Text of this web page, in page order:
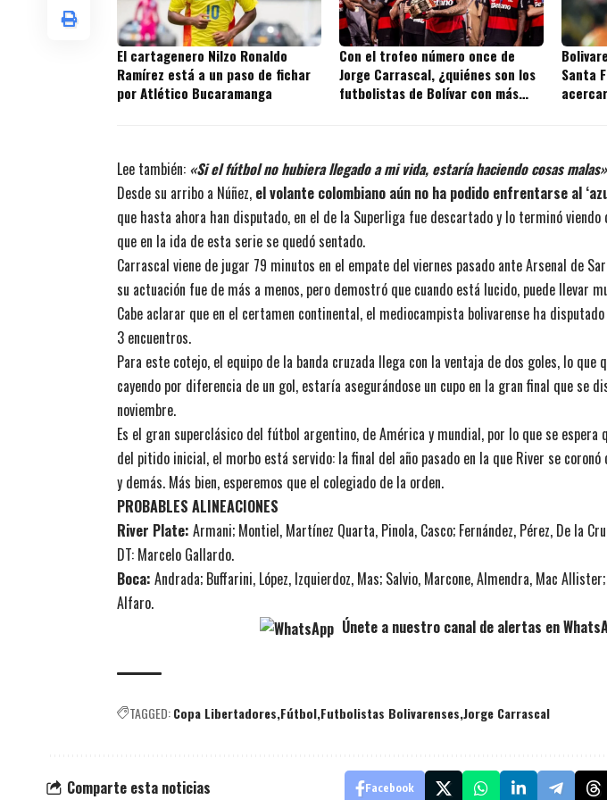
El cartagenero Nilzo Ronaldo
Ramírez está a un paso de fichar
por Atlético Bucaramanga
Con el trofeo número once de
Jorge Carrascal, ¿quiénes son los
futbolistas de Bolívar con más
Santa
Lee también: «Si el fútbol no hubiera llegado a mi vida, estaría haciendo cosas
Desde su arribo a Núñez, el volante colombiano aún no ha podido enfrentarse al
que hasta ahora han disputado, en el de la Superliga fue descartado y lo terminó
que en la ida de esta serie se quedó sentado.
Carrascal viene de jugar 79 minutos en el empate del viernes pasado ante Arsenal de
su actuación fue de más a menos, pero demostró que cuando está lucido, puede llevar
Cabe aclarar que en el certamen continental, el mediocampista bolivarense ha
3 encuentros.
Para este cotejo, el equipo de la banda cruzada llega con la ventaja de dos goles, lo que
cayendo por diferencia de un gol, estaría asegurándose un cupo en la gran final que se
noviembre.
Es el gran superclásico del fútbol argentino, de América y mundial, por lo que se espera
del pitido inicial, el morbo está servido: la final del año pasado en la que River se coronó
y demás. Más bien, esperemos que el colegiado de la orden.
PROBABLES ALINEACIONES
River Plate: Armani; Montiel, Martínez Quarta, Pinola, Casco; Fernández, Pérez, De la
DT: Marcelo Gallardo.
Boca: Andrada; Buffarini, López, Izquierdoz, Mas; Salvio, Marcone, Almendra, Mac
Alfaro.
Únete a nuestro canal de alertas en
TAGGED:Copa Libertadores Fútbol Futbolistas Bolivarenses Jorge Carrascal
Comparte esta noticias Facebook